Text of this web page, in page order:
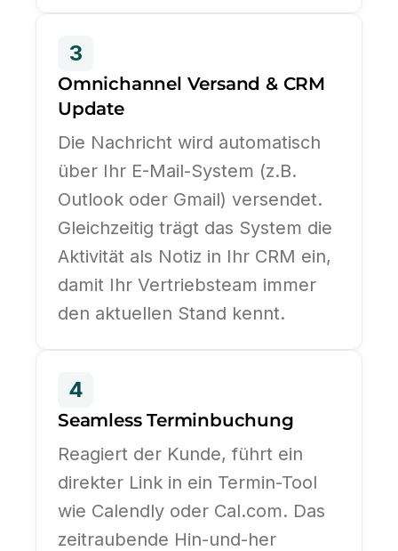
3
Omnichannel Versand & CRM
Update
Die Nachricht wird automatisch
über Ihr E-Mail-System (z.B.
Outlook oder Gmail) versendet.
Gleichzeitig trägt das System die
Aktivität als Notiz in Ihr CRM ein,
damit Ihr Vertriebsteam immer
den aktuellen Stand kennt.
4
Seamless Terminbuchung
Reagiert der Kunde, führt ein
direkter Link in ein Termin-Tool
wie Calendly oder Cal.com. Das
zeitraubende Hin-und-her